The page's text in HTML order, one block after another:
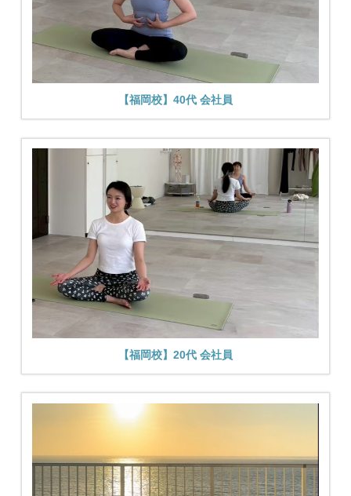
【福岡校】40代 会社員
【福岡校】20代 会社員